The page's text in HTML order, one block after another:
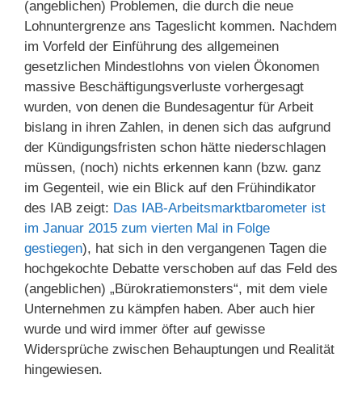
(angeblichen) Problemen, die durch die neue
Lohnuntergrenze ans Tageslicht kommen. Nachdem
im Vorfeld der Einführung des allgemeinen
gesetzlichen Mindestlohns von vielen Ökonomen
massive Beschäftigungsverluste vorhergesagt
wurden, von denen die Bundesagentur für Arbeit
bislang in ihren Zahlen, in denen sich das aufgrund
der Kündigungsfristen schon hätte niederschlagen
müssen, (noch) nichts erkennen kann (bzw. ganz
im Gegenteil, wie ein Blick auf den Frühindikator
des IAB zeigt: Das IAB-Arbeitsmarktbarometer ist
im Januar 2015 zum vierten Mal in Folge
gestiegen), hat sich in den vergangenen Tagen die
hochgekochte Debatte verschoben auf das Feld des
(angeblichen) „Bürokratiemonsters“, mit dem viele
Unternehmen zu kämpfen haben. Aber auch hier
wurde und wird immer öfter auf gewisse
Widersprüche zwischen Behauptungen und Realität
hingewiesen.